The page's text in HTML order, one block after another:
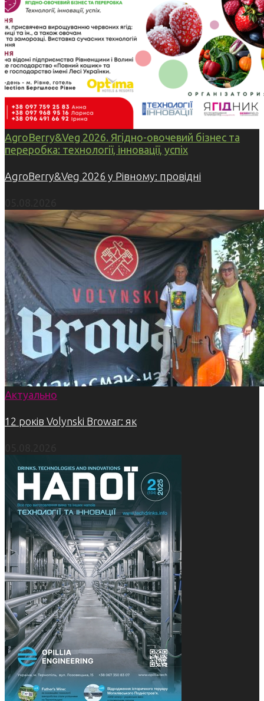
AgroBerry&Veg 2026. Ягідно-овочевий бізнес та
переробка: технології, інновації, успіх
AgroBerry&Veg 2026 у Рівному: провідні
Актуально
12 років Volynski Browar: як